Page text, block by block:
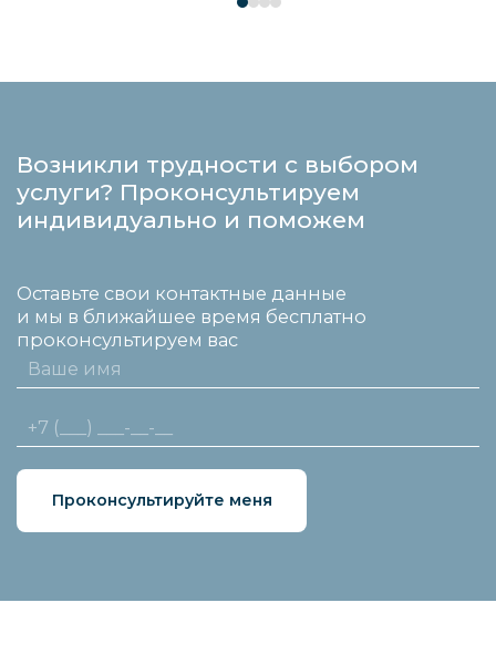
Возникли трудности с выбором
услуги? Проконсультируем
индивидуально и поможем
Оставьте свои контактные данные
и мы в ближайшее время бесплатно
проконсультируем вас
Проконсультируйте меня